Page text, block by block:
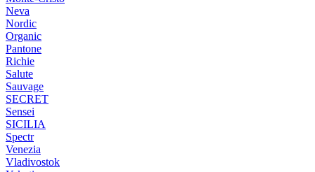
Neva
Nordic
Organic
Pantone
Richie
Salute
Sauvage
SECRET
Sensei
SICILIA
Spectr
Venezia
Vladivostok